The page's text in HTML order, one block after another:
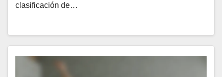
clasificación de…